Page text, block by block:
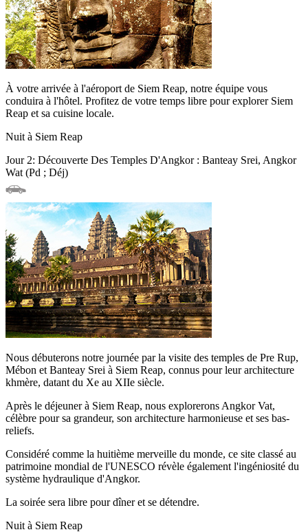
À votre arrivée à l'aéroport de Siem Reap, notre équipe vous
conduira à l'hôtel. Profitez de votre temps libre pour explorer Siem
Reap et sa cuisine locale.
Nuit à Siem Reap
Jour 2: Découverte Des Temples D'Angkor : Banteay Srei, Angkor
Wat (Pd ; Déj)
Nous débuterons notre journée par la visite des temples de Pre Rup,
Mébon et Banteay Srei à Siem Reap, connus pour leur architecture
khmère, datant du Xe au XIIe siècle.
Après le déjeuner à Siem Reap, nous explorerons Angkor Vat,
célèbre pour sa grandeur, son architecture harmonieuse et ses bas-
reliefs.
Considéré comme la huitième merveille du monde, ce site classé au
patrimoine mondial de l'UNESCO révèle également l'ingéniosité du
système hydraulique d'Angkor.
La soirée sera libre pour dîner et se détendre.
Nuit à Siem Reap